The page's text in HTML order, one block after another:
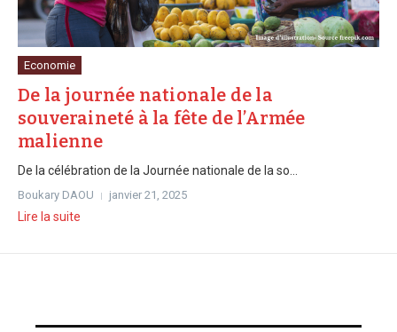
Economie
De la journée nationale de la
souveraineté à la fête de l’Armée
malienne
De la célébration de la Journée nationale de la so...
Boukary DAOU janvier 21, 2025
Lire la suite